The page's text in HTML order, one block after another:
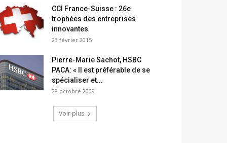
CCI France-Suisse : 26e
trophées des entreprises
innovantes
23 février 2015
Pierre-Marie Sachot, HSBC
PACA: « Il est préférable de se
spécialiser et...
28 octobre 2009
Voir plus